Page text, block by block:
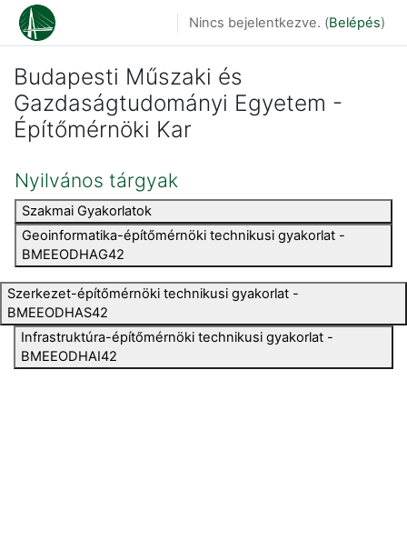
Tovább a fő tartalomhoz
Nincs bejelentkezve. (Belépés)
Budapesti Műszaki és
Gazdaságtudományi Egyetem -
Építőmérnöki Kar
Nyilvános tárgyak
Szakmai Gyakorlatok
Geoinformatika-építőmérnöki technikusi gyakorlat -
BMEEODHAG42
Szerkezet-építőmérnöki technikusi gyakorlat -
BMEEODHAS42
Infrastruktúra-építőmérnöki technikusi gyakorlat -
BMEEODHAI42